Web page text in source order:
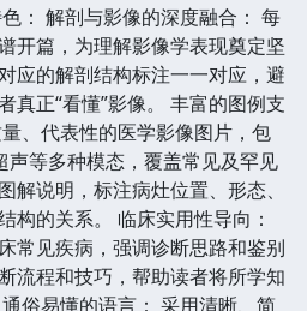
： 解剖与影像的深度融合： 每
开篇，为理解影像学表现奠定坚
应的解剖结构标注一一对应，避
真正“看懂”影像。 丰富的图例支
、代表性的医学影像图片，包
声等多种模态，覆盖常见及罕见
解说明，标注病灶位置、形态、
构的关系。 临床实用性导向：
常见疾病，强调诊断思路和鉴别
流程和技巧，帮助读者将所学知
俗易懂的语言： 采用清晰、简